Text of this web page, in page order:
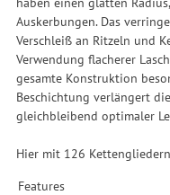
Auskerbungen. Das
Verschleiß an Ritzeln und
Verwendung flacherer
gesamte Konstruktion
Beschichtung verlängert
gleichbleibend optimaler
Hier mit 126
Features